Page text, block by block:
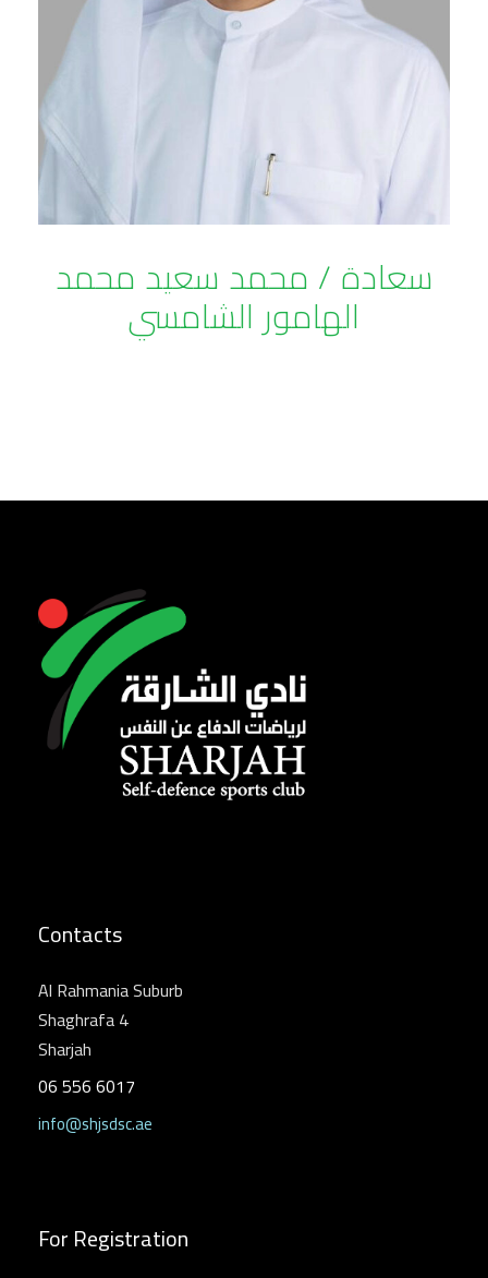
سعادة / محمد سعيد محمد
الهامور الشامسي
Contacts
Al Rahmania Suburb
Shaghrafa 4
Sharjah
06 556 6017
info@shjsdsc.ae
For Registration